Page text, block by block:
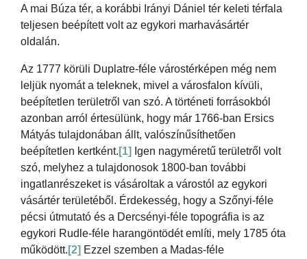
A mai Búza tér, a korábbi Irányi Dániel tér keleti térfala
teljesen beépített volt az egykori marhavásártér
oldalán.
Az 1777 körüli Duplatre-féle várostérképen még nem
leljük nyomát a teleknek, mivel a városfalon kívüli,
beépítetlen területről van szó. A történeti forrásokból
azonban arról értesülünk, hogy már 1766-ban Ersics
Mátyás tulajdonában állt, valószínűsíthetően
beépítetlen kertként. [1] Igen nagyméretű területről volt
szó, melyhez a tulajdonosok 1800-ban további
ingatlanrészeket is vásároltak a várostól az egykori
vásártér területéből. Érdekesség, hogy a Szőnyi-féle
pécsi útmutató és a Dercsényi-féle topográfia is az
egykori Rudle-féle harangöntödét említi, mely 1785 óta
működött. [2] Ezzel szemben a Madas-féle